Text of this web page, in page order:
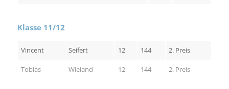
Klasse 11/12
Vincent Seifert 12 144 2. Preis
Tobias Wieland 12 144 2. Preis